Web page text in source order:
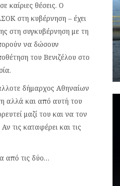
καίριες θέσεις. Ο
στη κυβέρνηση – έχει
στη συγκυβέρνηση με τη
να δώσουν
του Βενιζέλου στο
δήμαρχος Αθηναίων
αλλά και από αυτή του
μαζί του και να τον
τις καταφέρει και τις
από τις δύο…